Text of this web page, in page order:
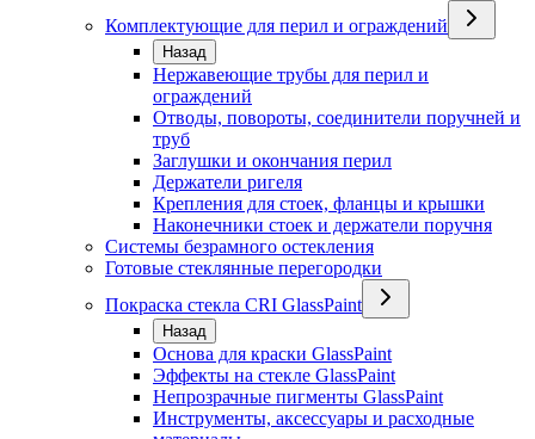
Комплектующие для перил и ограждений
Назад
Нержавеющие трубы для перил и
ограждений
Отводы, повороты, соединители поручней и
труб
Заглушки и окончания перил
Держатели ригеля
Крепления для стоек, фланцы и крышки
Наконечники стоек и держатели поручня
Системы безрамного остекления
Готовые стеклянные перегородки
Покраска стекла CRI GlassPaint
Назад
Основа для краски GlassPaint
Эффекты на стекле GlassPaint
Непрозрачные пигменты GlassPaint
Инструменты, аксессуары и расходные